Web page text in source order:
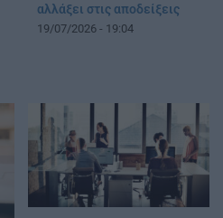
αλλάξει στις αποδείξεις
19/07/2026 - 19:04